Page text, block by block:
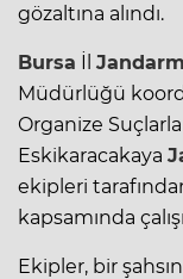
gözaltına alındı.
Bursa İl
Müdürlüğü
Organize
Eskikaracakaya
ekipleri
kapsamında
Ekipler, bir